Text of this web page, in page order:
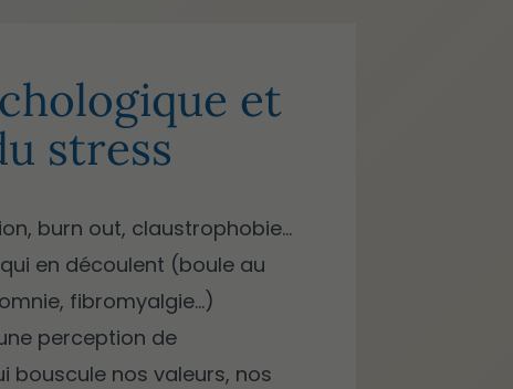
et
stress
burn out, claustrophobie…
en découlent (boule au
fibromyalgie…)
perception de
bouscule nos valeurs, nos